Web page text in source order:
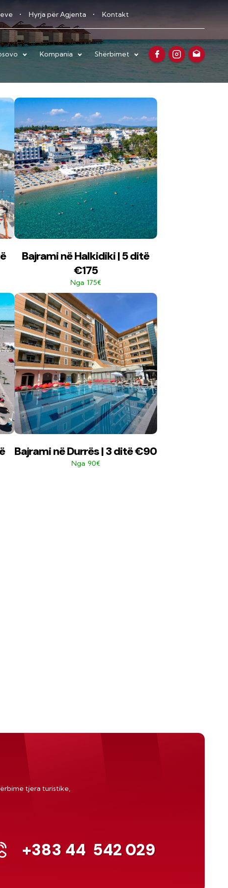
Hyrja për Agjenta Kontakt
Kompania Shërbimet
Bajrami në Halkidiki | 5 ditë
€175
Nga 175€
Bajrami në Durrës | 3 ditë €90
Nga 90€
tjera turistike,
+383 44 542 029